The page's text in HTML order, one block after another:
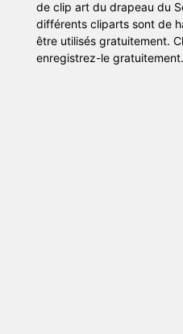
de clip art du drapeau du
différents cliparts sont de
être utilisés gratuitement.
enregistrez-le gratuitement.